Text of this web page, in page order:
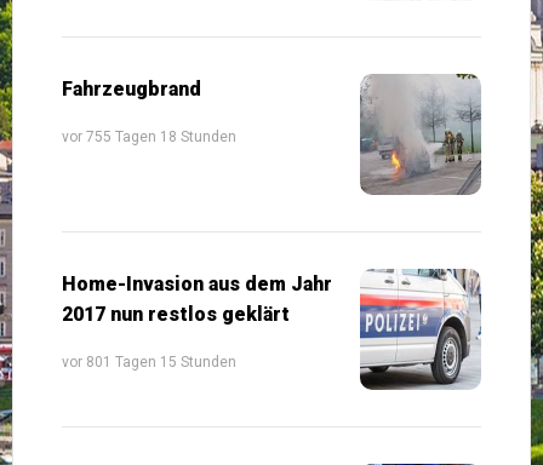
Fahrzeugbrand
vor 755 Tagen 18 Stunden
Home-Invasion aus dem Jahr
2017 nun restlos geklärt
vor 801 Tagen 15 Stunden